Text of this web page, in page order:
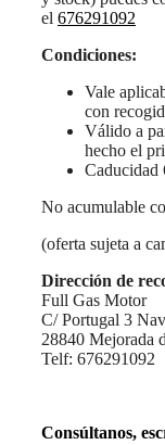
el 676291092
Condiciones:
Vale
con
Válido a
hecho el
Caducidad
No acumulable
(oferta sujeta a
Dirección de
Full Gas Motor
C/ Portugal 3
28840 Mejorada
Telf: 676291092
Consúltanos,